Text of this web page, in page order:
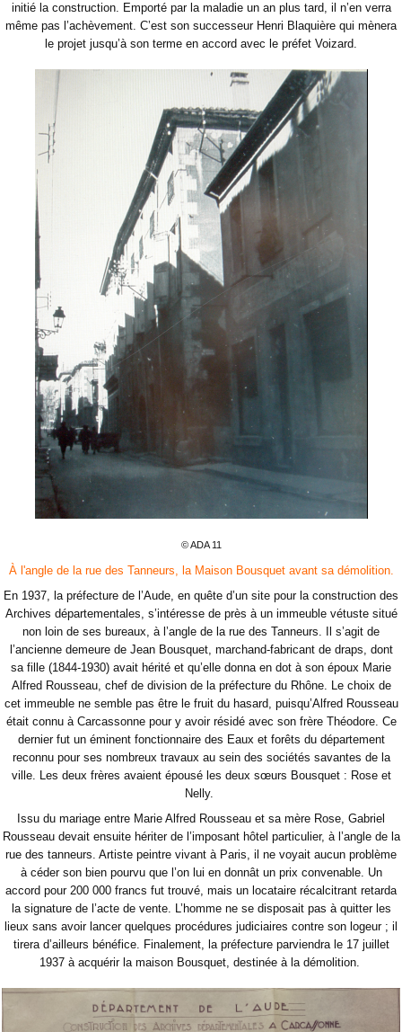
initié la construction. Emporté par la maladie un an plus tard, il n’en verra
même pas l’achèvement. C’est son successeur Henri Blaquière qui mènera
le projet jusqu’à son terme en accord avec le préfet Voizard.
© ADA 11
À l'angle de la rue des Tanneurs, la Maison Bousquet avant sa démolition.
En 1937, la préfecture de l’Aude, en quête d’un site pour la construction des
Archives départementales, s’intéresse de près à un immeuble vétuste situé
non loin de ses bureaux, à l’angle de la rue des Tanneurs. Il s’agit de
l’ancienne demeure de Jean Bousquet, marchand-fabricant de draps, dont
sa fille (1844-1930) avait hérité et qu’elle donna en dot à son époux Marie
Alfred Rousseau, chef de division de la préfecture du Rhône. Le choix de
cet immeuble ne semble pas être le fruit du hasard, puisqu’Alfred Rousseau
était connu à Carcassonne pour y avoir résidé avec son frère Théodore. Ce
dernier fut un éminent fonctionnaire des Eaux et forêts du département
reconnu pour ses nombreux travaux au sein des sociétés savantes de la
ville. Les deux frères avaient épousé les deux sœurs Bousquet : Rose et
Nelly.
Issu du mariage entre Marie Alfred Rousseau et sa mère Rose, Gabriel
Rousseau devait ensuite hériter de l’imposant hôtel particulier, à l’angle de la
rue des tanneurs. Artiste peintre vivant à Paris, il ne voyait aucun problème
à céder son bien pourvu que l’on lui en donnât un prix convenable. Un
accord pour 200 000 francs fut trouvé, mais un locataire récalcitrant retarda
la signature de l’acte de vente. L’homme ne se disposait pas à quitter les
lieux sans avoir lancer quelques procédures judiciaires contre son logeur ; il
tirera d’ailleurs bénéfice. Finalement, la préfecture parviendra le 17 juillet
1937 à acquérir la maison Bousquet, destinée à la démolition.